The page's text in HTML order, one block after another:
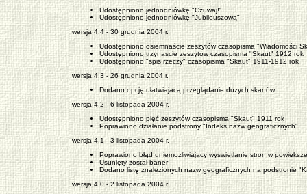
Udostępniono jednodniówkę "Czuwaj!"
Udostępniono jednodniówkę "Jubileuszową"
wersja 4.4 - 30 grudnia 2004 r.
Udostępniono osiemnaście zeszytów czasopisma "Wiadomości
Udostępniono trzynaście zeszytów czasopisma "Skaut" 1912 rok
Udostępniono "spis rzeczy" czasopisma "Skaut" 1911-1912 rok
wersja 4.3 - 26 grudnia 2004 r.
Dodano opcję ułatwiajacą przeglądanie dużych skanów.
wersja 4.2 - 6 listopada 2004 r.
Udostępniono pięć zeszytów czasopisma "Skaut" 1911 rok
Poprawiono działanie podstrony "Indeks nazw geograficznych"
wersja 4.1 - 3 listopada 2004 r.
Poprawiono błąd uniemożliwiający wyświetlanie stron w
Usunięty został baner
Dodano listę znalezionych nazw geograficznych na podstronie
wersja 4.0 - 2 listopada 2004 r.